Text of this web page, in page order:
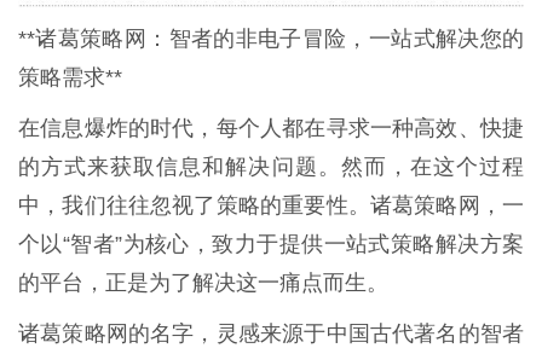
**诸葛策略网：智者的非电子冒险，一站式解决您的
策略需求**
在信息爆炸的时代，每个人都在寻求一种高效、快捷
的方式来获取信息和解决问题。然而，在这个过程
中，我们往往忽视了策略的重要性。诸葛策略网，一
个以“智者”为核心，致力于提供一站式策略解决方案
的平台，正是为了解决这一痛点而生。
诸葛策略网的名字，灵感来源于中国古代著名的智者